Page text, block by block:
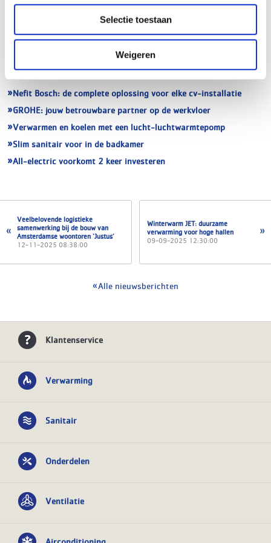
Selectie toestaan
Weigeren
Gerelateerde artikelen
Nefit Bosch: de complete oplossing voor elke cv-installatie
GROHE: jouw betrouwbare partner op de werkvloer
Verwarmen en koelen met een lucht-luchtwarmtepomp
Slim sanitair voor in de badkamer
All-electric voorkomt 2 keer investeren
Veelbelovende logistieke
samenwerking bij de bouw van
Amsterdamse woontoren ‘Justus’
12-11-2025 08:38:00
Winterwarm JET: duurzame
verwarming voor hoge hallen
09-09-2025 12:30:00
Alle nieuwsberichten
Klantenservice
Verwarming
Sanitair
Onderdelen
Ventilatie